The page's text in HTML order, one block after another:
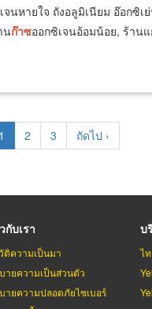
นหายใจ ถังอลูมิเนียม อ๊อกซิ
นก๊าซออกซิเจนอ้อมน้อย, ร้าน
Current
1 Page
2 Page
3
Next
page
ถัดไป ›
กับเรา
ติความเป็นมา
ายความเป็นส่วนตัว
ายความปลอดภัยไซเบอร์
บ
ไ